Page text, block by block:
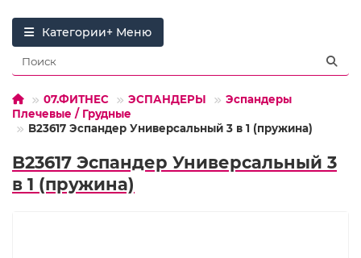
Категории
07.ФИТНЕС ЭСПАНДЕРЫ
Эспандеры
Плечевые / Грудные
B23617 Эспандер Универсальный 3 в 1 (пружина)
B23617 Эспандер Универсальный 3
в 1 (пружина)